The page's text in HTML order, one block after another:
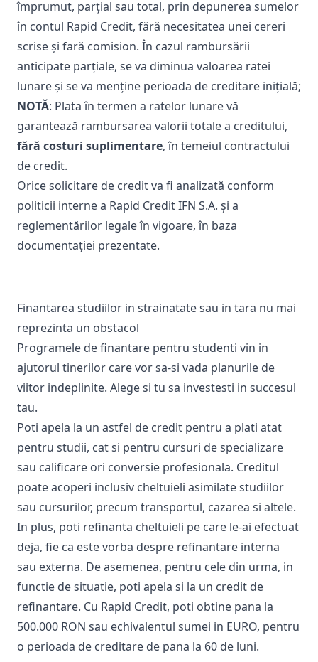
împrumut, parțial sau total, prin depunerea sumelor
în contul Rapid Credit, fără necesitatea unei cereri
scrise și fară comision. În cazul rambursării
anticipate parțiale, se va diminua valoarea ratei
lunare și se va menține perioada de creditare inițială;
NOTĂ: Plata în termen a ratelor lunare vă
garantează rambursarea valorii totale a creditului,
fără costuri suplimentare, în temeiul contractului
de credit.
Orice solicitare de credit va fi analizată conform
politicii interne a Rapid Credit IFN S.A. și a
reglementărilor legale în vigoare, în baza
documentației prezentate.
Finantarea studiilor in strainatate sau in tara nu mai
reprezinta un obstacol
Programele de finantare pentru studenti vin in
ajutorul tinerilor care vor sa-si vada planurile de
viitor indeplinite. Alege si tu sa investesti in succesul
tau.
Poti apela la un astfel de credit pentru a plati atat
pentru studii, cat si pentru cursuri de specializare
sau calificare ori conversie profesionala. Creditul
poate acoperi inclusiv cheltuieli asimilate studiilor
sau cursurilor, precum transportul, cazarea si altele.
In plus, poti refinanta cheltuieli pe care le-ai efectuat
deja, fie ca este vorba despre refinantare interna
sau externa. De asemenea, pentru cele din urma, in
functie de situatie, poti apela si la un credit de
refinantare. Cu Rapid Credit, poti obtine pana la
500.000 RON sau echivalentul sumei in EURO, pentru
o perioada de creditare de pana la 60 de luni.